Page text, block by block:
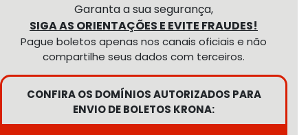
Garanta a sua segurança,
SIGA AS ORIENTAÇÕES E EVITE FRAUDES!
Pague boletos apenas nos canais oficiais e não
compartilhe seus dados com terceiros.
CONFIRA OS DOMÍNIOS AUTORIZADOS PARA
ENVIO DE BOLETOS KRONA: